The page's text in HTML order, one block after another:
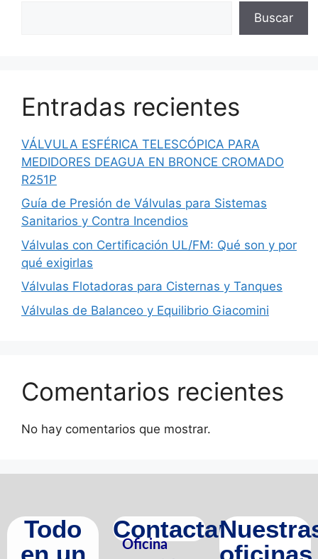
Buscar
Entradas recientes
VÁLVULA ESFÉRICA TELESCÓPICA PARA
MEDIDORES DEAGUA EN BRONCE CROMADO
R251P
Guía de Presión de Válvulas para Sistemas
Sanitarios y Contra Incendios
Válvulas con Certificación UL/FM: Qué son y por
qué exigirlas
Válvulas Flotadoras para Cisternas y Tanques
Válvulas de Balanceo y Equilibrio Giacomini
Comentarios recientes
No hay comentarios que mostrar.
Todo
en un
Contactanos
Oficina
oficinas